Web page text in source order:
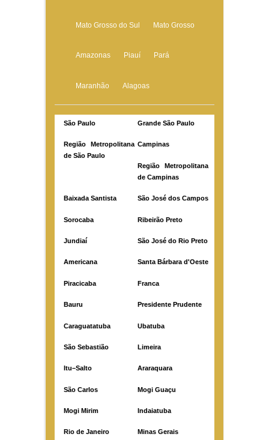
Mato Grosso do Sul Mato Grosso
Amazonas Piauí Pará
Maranhão Alagoas
São Paulo Grande São Paulo
Região Metropolitana
de São Paulo
Campinas
Região Metropolitana
de Campinas
Baixada Santista São José dos Campos
Sorocaba Ribeirão Preto
Jundiaí São José do Rio Preto
Americana Santa Bárbara d'Oeste
Piracicaba Franca
Bauru Presidente Prudente
Caraguatatuba Ubatuba
São Sebastião Limeira
Itu–Salto Araraquara
São Carlos Mogi Guaçu
Mogi Mirim Indaiatuba
Rio de Janeiro Minas Gerais